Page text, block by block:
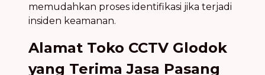
memudahkan proses identifikasi jika terjadi
insiden keamanan.
Alamat Toko CCTV Glodok
yang Terima Jasa Pasang